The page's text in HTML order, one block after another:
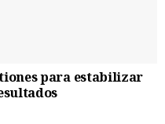
para estabilizar